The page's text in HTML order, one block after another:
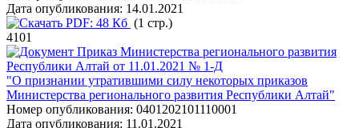
Дата опубликования: 14.01.2021
PDF: 48 Кб (1 стр.)
4101
Приказ Министерства регионального развития
Республики Алтай от 11.01.2021 № 1-Д
"О признании утратившими силу некоторых приказов
Министерства регионального развития Республики Алтай"
Номер опубликования: 0401202101110001
Дата опубликования: 11.01.2021